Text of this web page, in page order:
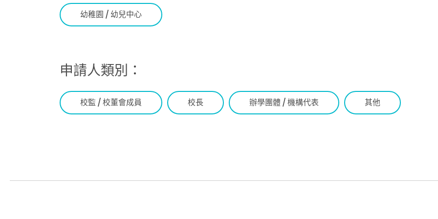
幼稚園 / 幼兒中心
申請人類別：
校監 / 校董會成員 校長 辦學團體 / 機構代表 其他